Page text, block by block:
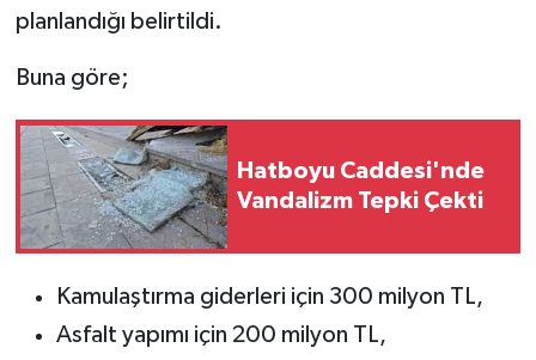
planlandığı belirtildi.
Buna göre;
Hatboyu Caddesi'nde
Vandalizm Tepki Çekti
Kamulaştırma giderleri için 300 milyon TL,
Asfalt yapımı için 200 milyon TL,